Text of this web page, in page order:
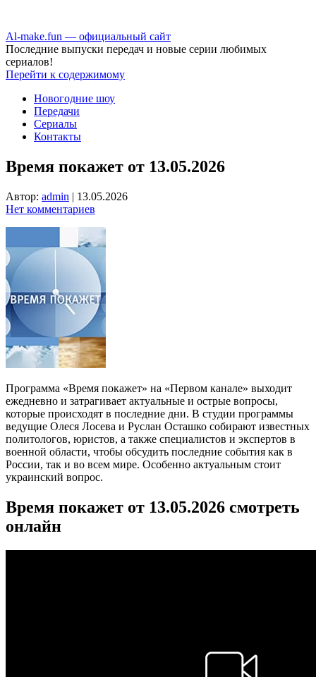
Аl-make.fun — официальный сайт
Последние выпуски передач и новые серии любимых
сериалов!
Перейти к содержимому
Новогодние шоу
Передачи
Сериалы
Контакты
Время покажет от 13.05.2026
Автор: admin | 13.05.2026
Нет комментариев
Программа «Время покажет» на «Первом канале» выходит
ежедневно и затрагивает актуальные и острые вопросы,
которые происходят в последние дни. В студии программы
ведущие Олеся Лосева и Руслан Осташко собирают известных
политологов, юристов, а также специалистов и экспертов в
военной области, чтобы обсудить последние события как в
России, так и во всем мире. Особенно актуальным стоит
украинский вопрос.
Время покажет от 13.05.2026 смотреть
онлайн